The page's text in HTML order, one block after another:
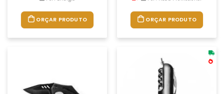
ORÇAR PRODUTO ORÇAR PRODUTO